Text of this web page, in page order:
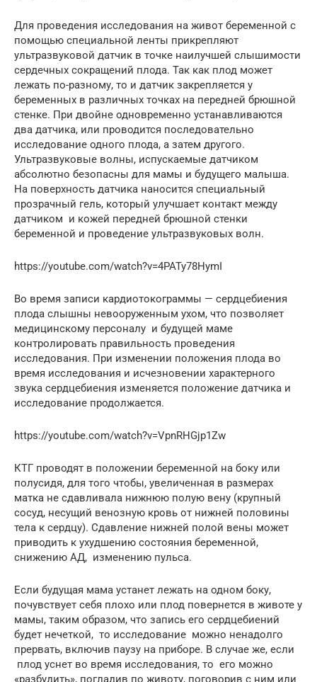
Для проведения исследования на живот беременной с
помощью специальной ленты прикрепляют
ультразвуковой датчик в точке наилучшей слышимости
сердечных сокращений плода. Так как плод может
лежать по-разному, то и датчик закрепляется у
беременных в различных точках на передней брюшной
стенке. При двойне одновременно устанавливаются
два датчика, или проводится последовательно
исследование одного плода, а затем другого.
Ультразвуковые волны, испускаемые датчиком
абсолютно безопасны для мамы и будущего малыша.
На поверхность датчика наносится специальный
прозрачный гель, который улучшает контакт между
датчиком и кожей передней брюшной стенки
беременной и проведение ультразвуковых волн.
https://youtube.com/watch?v=4PATy78HymI
Во время записи кардиотокограммы — сердцебиения
плода слышны невооруженным ухом, что позволяет
медицинскому персоналу и будущей маме
контролировать правильность проведения
исследования. При изменении положения плода во
время исследования и исчезновении характерного
звука сердцебиения изменяется положение датчика и
исследование продолжается.
https://youtube.com/watch?v=VpnRHGjp1Zw
КТГ проводят в положении беременной на боку или
полусидя, для того чтобы, увеличенная в размерах
матка не сдавливала нижнюю полую вену (крупный
сосуд, несущий венозную кровь от нижней половины
тела к сердцу). Сдавление нижней полой вены может
приводить к ухудшению состояния беременной,
снижению АД, изменению пульса.
Если будущая мама устанет лежать на одном боку,
почувствует себя плохо или плод повернется в животе у
мамы, таким образом, что запись его сердцебиений
будет нечеткой, то исследование можно ненадолго
прервать, включив паузу на приборе. В случае же, если
плод уснет во время исследования, то его можно
«разбудить», погладив по животу, поговорив с ним или